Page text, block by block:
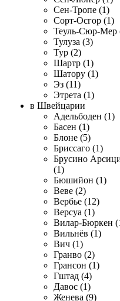
Сен-Тропе (1)
Сорт-Осгор (1)
Теуль-Сюр-Мер
Тулуза (3)
Тур (2)
Шартр (1)
Шатору (1)
Эз (11)
Этрета (1)
в Швейцарии
Адельбоден (1)
Басен (1)
Блоне (5)
Бриссаго (1)
Брусино
(1)
Бюшийон (1)
Веве (2)
Вербье (12)
Версуа (1)
Вилар-Бюркен
Вильнёв (1)
Вич (1)
Гранво (2)
Грансон (1)
Гштад (4)
Давос (1)
Женева (9)